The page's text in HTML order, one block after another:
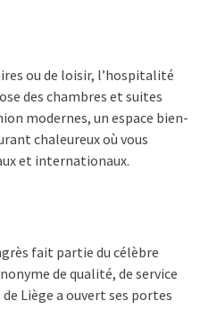
ou de loisir, l’hospitalité
des chambres et suites
modernes, un espace bien-
chaleureux où vous
et internationaux.
fait partie du célèbre
de qualité, de service
de Liège a ouvert ses portes